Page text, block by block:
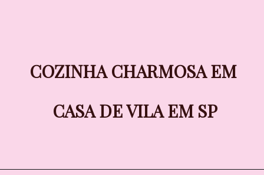
COZINHA CHARMOSA EM
CASA DE VILA EM SP
COZINHA CHARMOSA EM
CASA DE VILA EM SP